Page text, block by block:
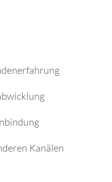
Kanälen